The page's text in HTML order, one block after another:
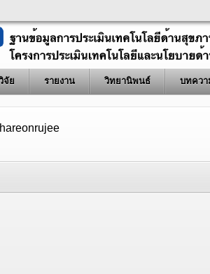
จัย รายงาน วิทยานิพนธ์ บทควา